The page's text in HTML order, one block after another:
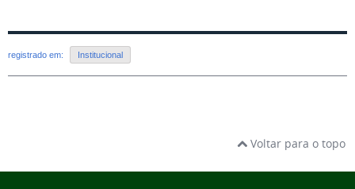
registrado em: Institucional
Voltar para o topo